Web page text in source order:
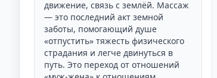
движение, связь с землёй. Массаж
— это последний акт земной
заботы, помогающий душе
«отпустить» тяжесть физического
страдания и легче двинуться в
путь. Это переход от отношений